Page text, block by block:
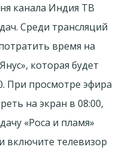
канала Индия ТВ
Среди трансляций
время на
которая будет
При просмотре эфира
на экран в 08:00,
«Роса и пламя»
включите телевизор